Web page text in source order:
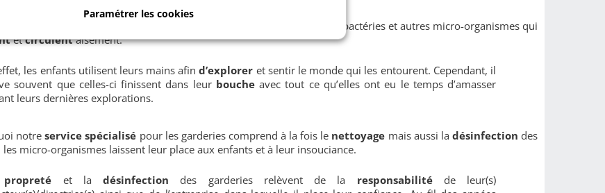
sont les repèrent idéaux pour les colonies de bactéries et autres micro-organismes qui
etcirculentaisément.
les enfants utilisent leurs mains afind’explorer et sentir le monde qui les entourent. Cependant, il
souvent que celles-ci finissent dans leur bouche avec tout ce qu’elles ont eu le temps d’amasser
leurs dernières explorations.
notreservice spécialisé pour les garderies comprend à la fois le nettoyage mais aussi la désinfection des
les micro-organismes laissent leur place aux enfants et à leur insouciance.
propreté et la désinfection des garderies relèvent de la responsabilité de leur(s)
Paramétrer les cookies